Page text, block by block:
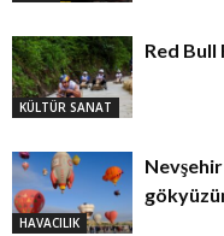
KÜLTÜR SANAT
Red Bull
HAVACILIK